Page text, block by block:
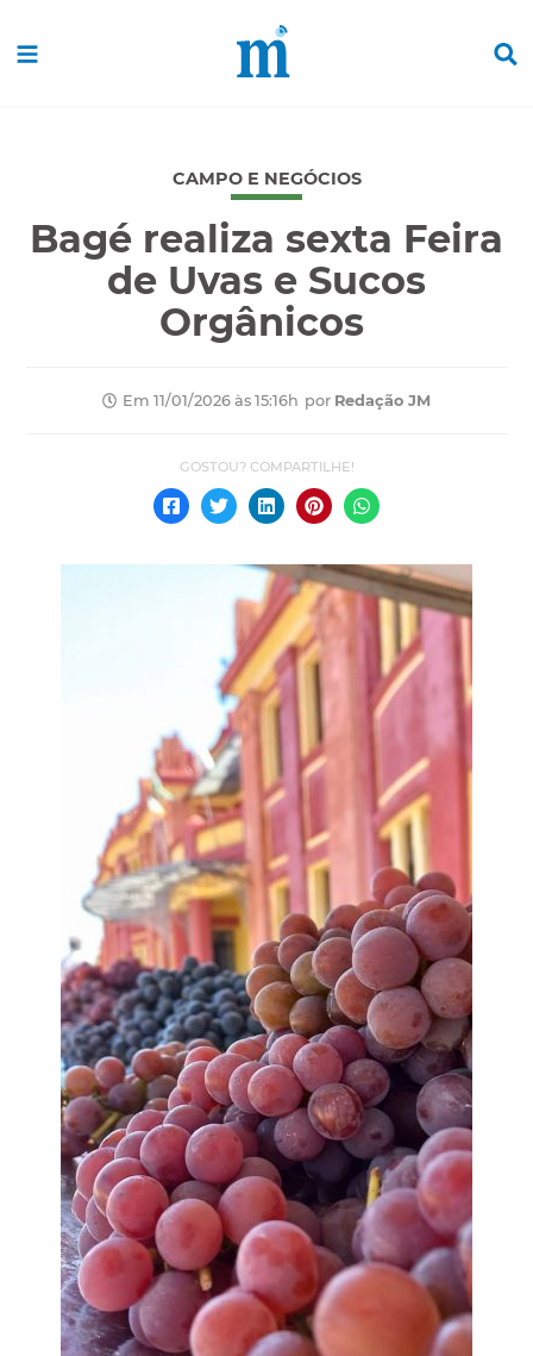
CAMPO E NEGÓCIOS
Bagé realiza sexta Feira
de Uvas e Sucos
Orgânicos
Em 11/01/2026 às 15:16h por Redação JM